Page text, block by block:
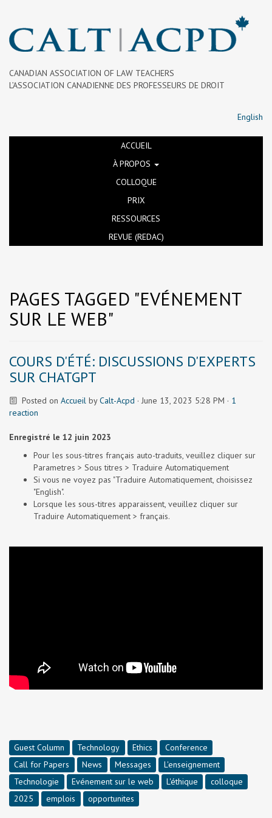
CANADIAN ASSOCIATION OF LAW TEACHERS
L’ASSOCIATION CANADIENNE DES PROFESSEURS DE DROIT
English
ACCUEIL
À PROPOS
COLLOQUE
PRIX
RESSOURCES
REVUE (REDAC)
PAGES TAGGED "EVÉNEMENT
SUR LE WEB"
COURS D'ÉTÉ: DISCUSSIONS D'EXPERTS
SUR CHATGPT
Posted on AccueilbyCalt-Acpd · June 13, 2023 5:28 PM · 1
reaction
Enregistré le 12 juin 2023
Pour les sous-titres français auto-traduits, veuillez cliquer sur
Parametres > Sous titres > Traduire Automatiquement
Si vous ne voyez pas "Traduire Automatiquement, choisissez
"English".
Lorsque les sous-titres apparaissent, veuillez cliquer sur
Traduire Automatiquement > français.
Guest Column Technology Ethics
Conference
Call for Papers
News Messages
L'enseignement
Technologie
Evénement sur le web L'éthique
colloque
2025
emplois opportunites